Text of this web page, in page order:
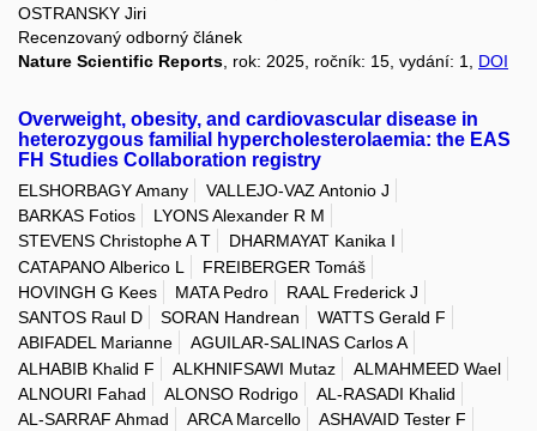
OSTRANSKY Jiri
Recenzovaný odborný článek
Nature Scientific Reports, rok: 2025, ročník: 15, vydání: 1, DOI
Overweight, obesity, and cardiovascular disease in
heterozygous familial hypercholesterolaemia: the EAS
FH Studies Collaboration registry
ELSHORBAGY Amany
VALLEJO-VAZ Antonio J
BARKAS Fotios
LYONS Alexander R M
STEVENS Christophe A T
DHARMAYAT Kanika I
CATAPANO Alberico L
FREIBERGER Tomáš
HOVINGH G Kees
MATA Pedro
RAAL Frederick J
SANTOS Raul D
SORAN Handrean
WATTS Gerald F
ABIFADEL Marianne
AGUILAR-SALINAS Carlos A
ALHABIB Khalid F
ALKHNIFSAWI Mutaz
ALMAHMEED Wael
ALNOURI Fahad
ALONSO Rodrigo
AL-RASADI Khalid
AL-SARRAF Ahmad
ARCA Marcello
ASHAVAID Tester F